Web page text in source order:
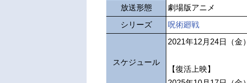
放送形態 劇場版アニメ
シリーズ 呪術廻戦
スケジュール
2021年12月24日（金）
【復活上映】